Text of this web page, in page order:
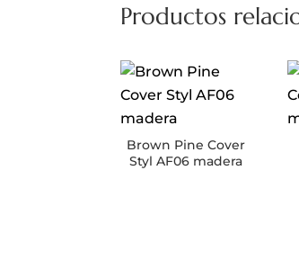
Productos
Brown Pine Cover
Styl AF06 madera